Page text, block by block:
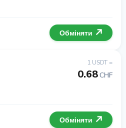
Обміняти
1 USDT =
0.68CHF
Обміняти